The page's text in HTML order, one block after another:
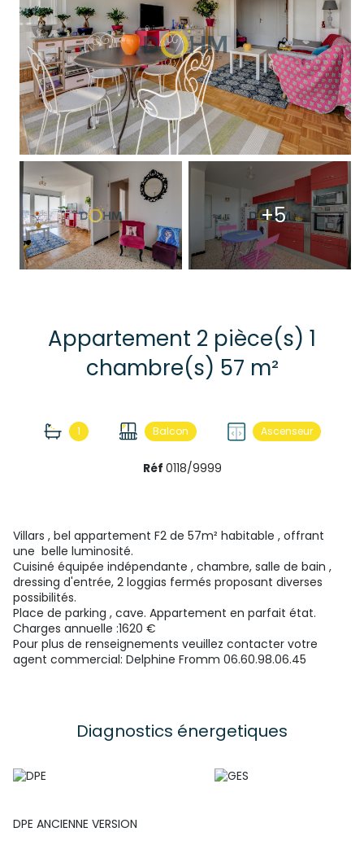
+5
Appartement 2 pièce(s) 1
chambre(s) 57 m²
1 Balcon Ascenseur
Réf 0118/9999
Villars , bel appartement F2 de 57m² habitable , offrant
une belle luminosité.
Cuisiné équipée indépendante , chambre, salle de bain ,
dressing d'entrée, 2 loggias fermés proposant diverses
possibilités.
Place de parking , cave. Appartement en parfait état.
Charges annuelle :1620 €
Pour plus de renseignements veuillez contacter votre
agent commercial: Delphine Fromm 06.60.98.06.45
Diagnostics énergetiques
DPE ANCIENNE VERSION